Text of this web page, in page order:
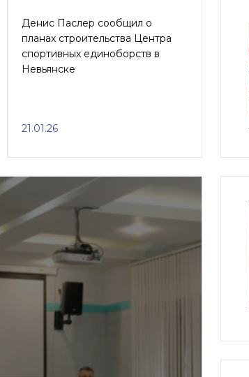
Денис Паслер сообщил о
планах строительства Центра
спортивных единоборств в
Невьянске
21.01.26